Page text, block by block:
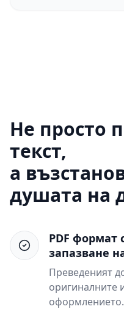
Не просто
текст,
а
душата на
PDF формат
запазване
Преведеният
оригиналните
оформлението.